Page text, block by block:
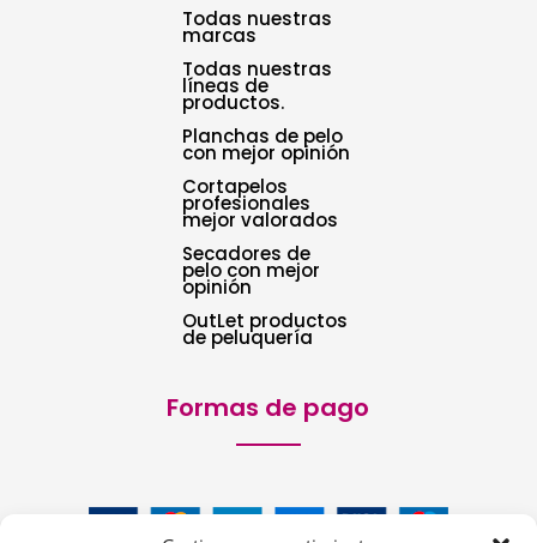
Todas nuestras
marcas
Todas nuestras
líneas de
productos.
Planchas de pelo
con mejor opinión
Cortapelos
profesionales
mejor valorados
Secadores de
pelo con mejor
opinión
OutLet productos
de peluquería
Formas de pago